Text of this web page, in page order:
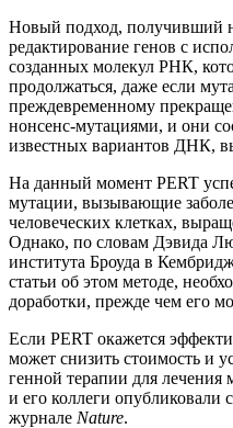
Новый подход, получивший
редактирование генов с
созданных молекул РНК,
продолжаться, даже если
преждевременному
нонсенс-мутациями, и они
известных вариантов ДНК,
На данный момент PERT
мутации, вызывающие
человеческих клетках,
Однако, по словам Дэвида
института Броуда в
статьи об этом методе,
доработки, прежде чем его
Если PERT окажется
может снизить стоимость и
генной терапии для
и его коллеги опубликовали
журнале Nature.